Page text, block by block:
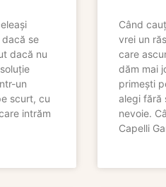
se
dacă nu
un
scurt, cu
intrăm
Când
vrei un
care
dăm mai
primești
alegi fără
nevoie.
Capelli